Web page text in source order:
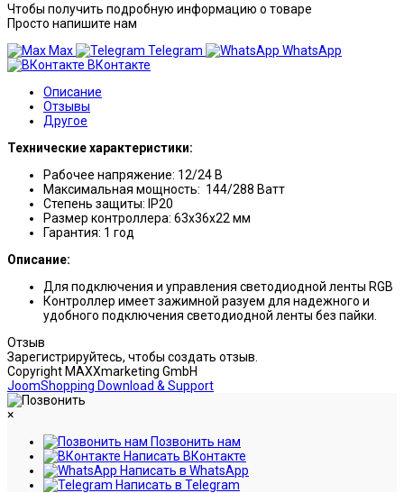
Чтобы получить подробную информацию о товаре
Просто напишите нам
Max
Telegram
WhatsApp
ВКонтакте
Описание
Отзывы
Другое
Технические характеристики:
Рабочее напряжение: 12/24 В
Максимальная мощность: 144/288 Ватт
Степень защиты: IP20
Размер контроллера: 63х36х22 мм
Гарантия: 1 год
Описание:
Для подключения и управления светодиодной ленты RGB
Контроллер имеет зажимной разуем для надежного и
удобного подключения светодиодной ленты без пайки.
Отзыв
Зарегистрируйтесь, чтобы создать отзыв.
Copyright MAXXmarketing GmbH
JoomShopping Download & Support
×
Позвонить нам
Написать ВКонтакте
Написать в WhatsApp
Написать в Telegram